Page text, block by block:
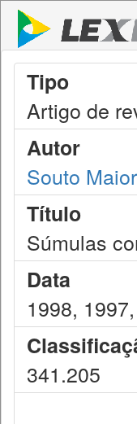
Tipo
Artigo de
Autor
Souto
Título
Súmulas
Data
1998,
341.205